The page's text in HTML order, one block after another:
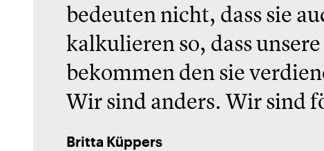
bedeuten nicht, dass sie
kalkulieren so, dass
bekommen den sie
Wir sind anders. Wir sind
Britta Küppers